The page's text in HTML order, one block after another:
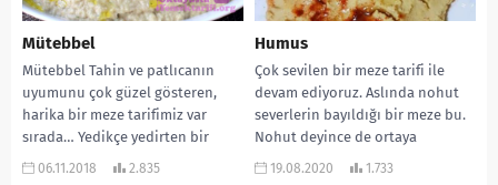
Mütebbel
Mütebbel Tahin ve patlıcanın
uyumunu çok güzel gösteren,
harika bir meze tarifimiz var
sırada… Yedikçe yedirten bir
lezzet diyebilirim. Hemen...
06.11.2018 2.835
Humus
Çok sevilen bir meze tarifi ile
devam ediyoruz. Aslında nohut
severlerin bayıldığı bir meze bu.
Nohut deyince de ortaya
lezzetli...
19.08.2020 1.733